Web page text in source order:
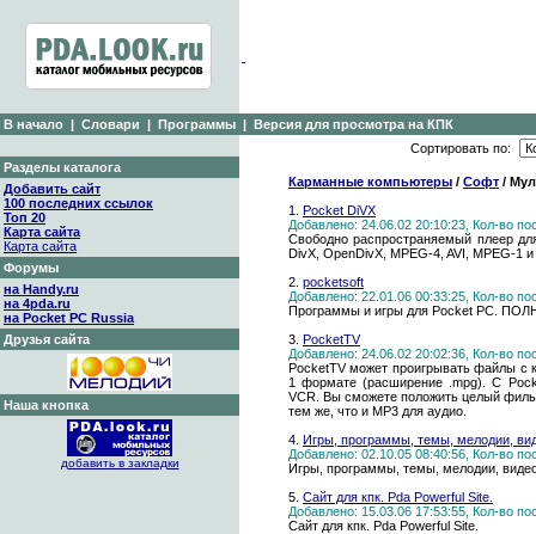
В начало | Словари | Программы | Версия для просмотра на КПК
Разделы каталога
Добавить сайт
100 последних ссылок
Топ 20
Карта сайта
Карта сайта
Форумы
на Handy.ru
на 4pda.ru
на Pocket PC Russia
Друзья сайта
Наша кнопка
добавить в закладки
Сортировать по:
Карманные компьютеры / Софт /
1. Pocket DiVX
Добавлено: 24.06.02 20:10:23, Кол-во
Свободно распространяемый плеер
DivX, OpenDivX, MPEG-4, AVI, MPEG-1 и
2. pocketsoft
Добавлено: 22.01.06 00:33:25, Кол-во
Программы и игры для Pocket PC.
3. PocketTV
Добавлено: 24.06.02 20:02:36, Кол-во
PocketTV может проигрывать файлы с
1 формате (расширение .mpg). С
VCR. Вы сможете положить целый
тем же, что и MP3 для аудио.
4. Игры, программы, темы, мелодии,
Добавлено: 02.10.05 08:40:56, Кол-во
Игры, программы, темы, мелодии,
5. Сайт для кпк. Pda Powerful Site.
Добавлено: 15.03.06 17:53:55, Кол-во
Сайт для кпк. Pda Powerful Site.